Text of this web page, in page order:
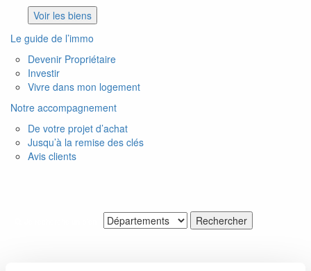
Voir les biens
Le guide de l’immo
Devenir Propriétaire
Investir
Vivre dans mon logement
Notre accompagnement
De votre projet d’achat
Jusqu’à la remise des clés
Avis clients